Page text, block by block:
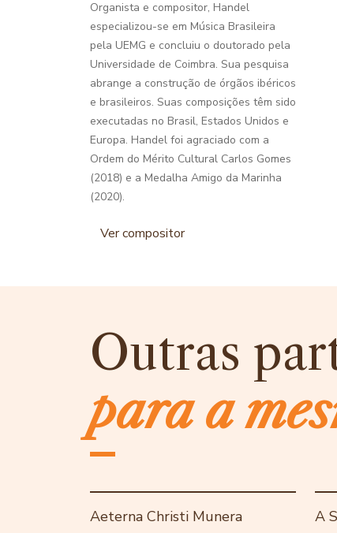
Organista e compositor, Handel
especializou-se em Música Brasileira
pela UEMG e concluiu o doutorado pela
Universidade de Coimbra. Sua pesquisa
abrange a construção de órgãos ibéricos
e brasileiros. Suas composições têm sido
executadas no Brasil, Estados Unidos e
Europa. Handel foi agraciado com a
Ordem do Mérito Cultural Carlos Gomes
(2018) e a Medalha Amigo da Marinha
(2020).
Ver compositor
Outras
para a
Aeterna Christi Munera A